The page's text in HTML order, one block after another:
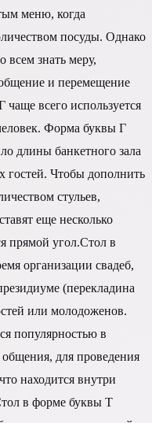
меню, когда
посуды. Однако
знать меру,
и перемещение
всего используется
Форма буквы Г
длины банкетного зала
гостей. Чтобы дополнить
стульев,
еще несколько
прямой угол.Стол в
организации свадеб,
(перекладина
или молодоженов.
популярностью в
для проведения
находится внутри
в форме буквы Т